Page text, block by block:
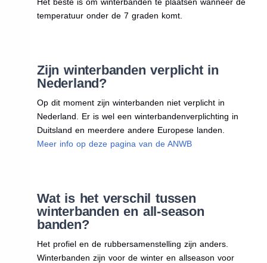
temperatuur onder de 7 graden komt.
Zijn winterbanden verplicht in
Nederland?
Op dit moment zijn winterbanden niet verplicht in
Nederland. Er is wel een winterbandenverplichting in
Duitsland en meerdere andere Europese landen.
Meer info op deze pagina van de ANWB
Wat is het verschil tussen
winterbanden en all-season
banden?
Het profiel en de rubbersamenstelling zijn anders.
Winterbanden zijn voor de winter en allseason voor